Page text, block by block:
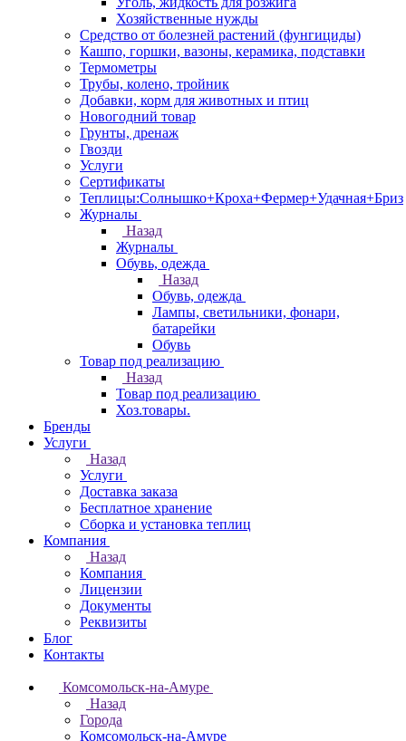
Хозяйственные нужды
Средство от болезней растений (фунгициды)
Кашпо, горшки, вазоны, керамика, подставки
Термометры
Трубы, колено, тройник
Добавки, корм для животных и птиц
Новогодний товар
Грунты, дренаж
Гвозди
Услуги
Сертификаты
Теплицы:Солнышко+Кроха+Фермер+Удачная+Бриз
Журналы
Назад
Журналы
Обувь, одежда
Назад
Обувь, одежда
Лампы, светильники, фонари,
батарейки
Обувь
Товар под реализацию
Назад
Товар под реализацию
Хоз.товары.
Бренды
Услуги
Назад
Услуги
Доставка заказа
Бесплатное хранение
Сборка и установка теплиц
Компания
Назад
Компания
Лицензии
Документы
Реквизиты
Блог
Контакты
Комсомольск-на-Амуре
Назад
Города
Комсомольск-на-Амуре